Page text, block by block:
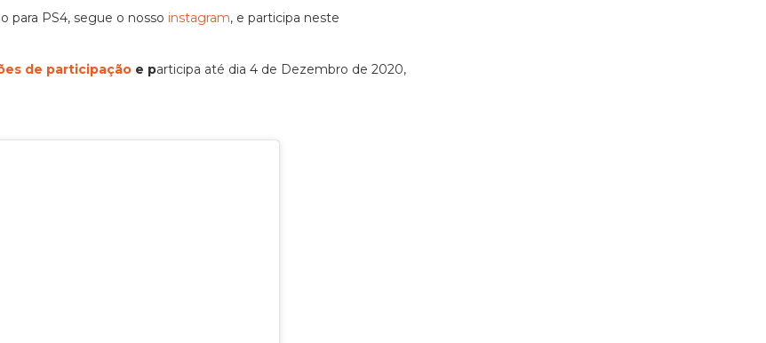
para PS4, segue o nosso instagram, e participa neste
de participação e participa até dia 4 de Dezembro de 2020,